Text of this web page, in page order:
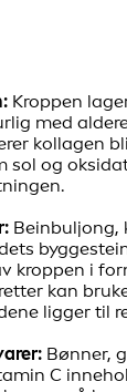
Kroppen
med
kollagen
sol og
Beinbuljong,
kroppen i
kan
ligger til
Bønner,
C